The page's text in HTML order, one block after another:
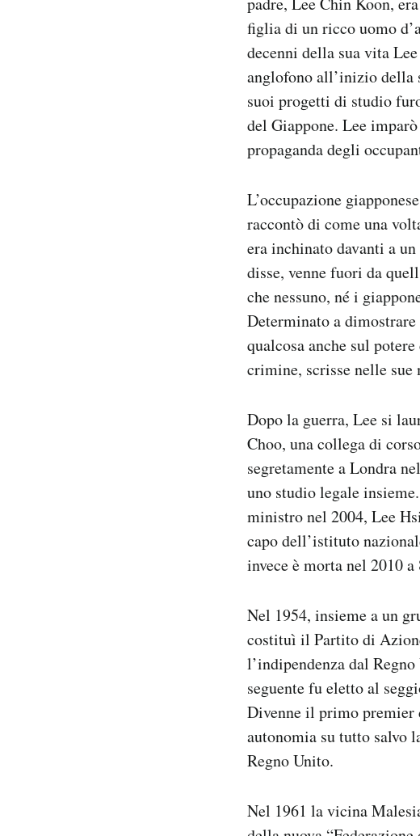
figlia di un ricco uomo
decenni della sua vita
anglofono all’inizio della
suoi progetti di studio
del Giappone. Lee
propaganda degli
L’occupazione
raccontò di come una
era inchinato davanti a
disse, venne fuori da
che nessuno, né i
Determinato a
qualcosa anche sul
crimine, scrisse nelle sue
Dopo la guerra, Lee si
Choo, una collega di
segretamente a Londra
uno studio legale
ministro nel 2004, Lee
capo dell’istituto
invece è morta nel 2010 a
Nel 1954, insieme a un
costituì il Partito di
l’indipendenza dal
seguente fu eletto al
Divenne il primo premier
autonomia su tutto salvo
Regno Unito.
Nel 1961 la vicina